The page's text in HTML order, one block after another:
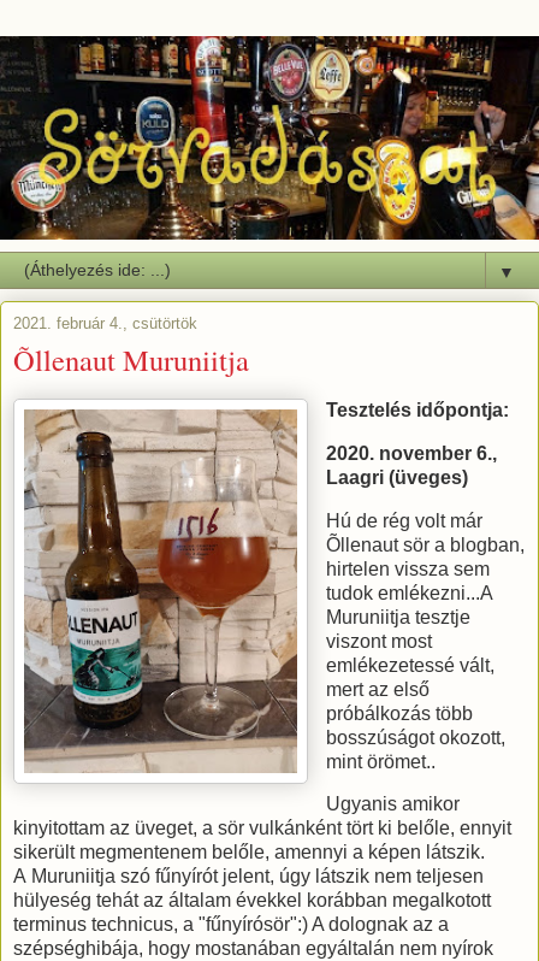
▼
2021. február 4., csütörtök
Õllenaut Muruniitja
Tesztelés időpontja:
2020. november 6.,
Laagri (üveges)
Hú de rég volt már
Õllenaut sör a blogban,
hirtelen vissza sem
tudok emlékezni...A
Muruniitja tesztje
viszont most
emlékezetessé vált,
mert az első
próbálkozás több
bosszúságot okozott,
mint örömet..
Ugyanis amikor
kinyitottam az üveget, a sör vulkánként tört ki belőle, ennyit
sikerült megmentenem belőle, amennyi a képen látszik.
A Muruniitja szó fűnyírót jelent, úgy látszik nem teljesen
hülyeség tehát az általam évekkel korábban megalkotott
terminus technicus, a "fűnyírósör":) A dolognak az a
szépséghibája, hogy mostanában egyáltalán nem nyírok